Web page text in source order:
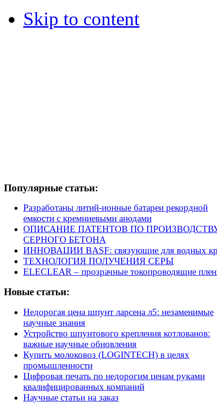
Skip to content
Популярные статьи:
Разработаны литий-ионные батареи рекордной
емкости с кремниевыми анодами
ОПИСАНИЕ ПАТЕНТОВ ПО
СЕРНОГО БЕТОНА
ИННОВАЦИИ BASF: связующие для водных
ТЕХНОЛОГИЯ ПОЛУЧЕНИЯ СЕРЫ
ELECLEAR – прозрачные токопроводящие
Новые статьи:
Недорогая цена шпунт ларсена л5: незаменимые
научные знания
Устройство шпунтового крепления котлованов:
важные научные обновления
Купить молоковоз (LOGINTECH) в целях
промышленности
Цифровая печать по недорогим ценам руками
квалифицированных компаний
Научные статьи на заказ